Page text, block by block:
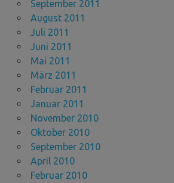
September 2011
August 2011
Juli 2011
Juni 2011
Mai 2011
März 2011
Februar 2011
Januar 2011
November 2010
Oktober 2010
September 2010
April 2010
Februar 2010